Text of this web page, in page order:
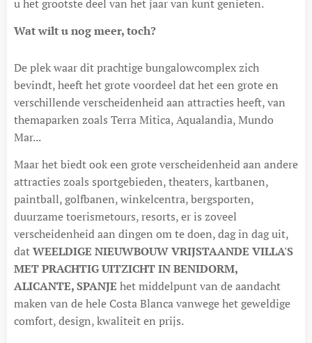
u het grootste deel van het jaar van kunt genieten.
Wat wilt u nog meer, toch?
De plek waar dit prachtige bungalowcomplex zich
bevindt, heeft het grote voordeel dat het een grote en
verschillende verscheidenheid aan attracties heeft, van
themaparken zoals Terra Mitica, Aqualandia, Mundo
Mar...
Maar het biedt ook een grote verscheidenheid aan andere
attracties zoals sportgebieden, theaters, kartbanen,
paintball, golfbanen, winkelcentra, bergsporten,
duurzame toerismetours, resorts, er is zoveel
verscheidenheid aan dingen om te doen, dag in dag uit,
datWEELDIGE NIEUWBOUW VRIJSTAANDE VILLA'S
MET PRACHTIG UITZICHT IN BENIDORM,
ALICANTE, SPANJE het middelpunt van de aandacht
maken van de hele Costa Blanca vanwege het geweldige
comfort, design, kwaliteit en prijs.